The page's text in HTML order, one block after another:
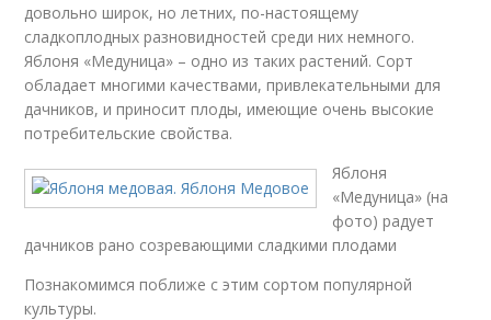
довольно широк, но летних, по-настоящему
сладкоплодных разновидностей среди них немного.
Яблоня «Медуница» – одно из таких растений. Сорт
обладает многими качествами, привлекательными для
дачников, и приносит плоды, имеющие очень высокие
потребительские свойства.
Яблоня
«Медуница» (на
фото) радует
дачников рано созревающими сладкими плодами
Познакомимся поближе с этим сортом популярной
культуры.